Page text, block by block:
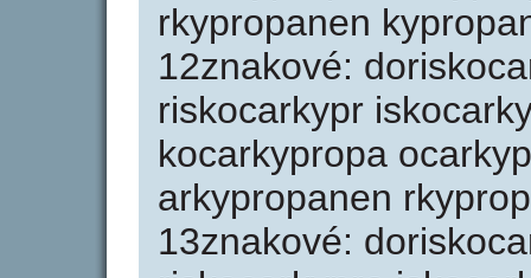
rkypropanen
12znakové:
riskocarkypr
kocarkypropa
arkypropanen
13znakové: